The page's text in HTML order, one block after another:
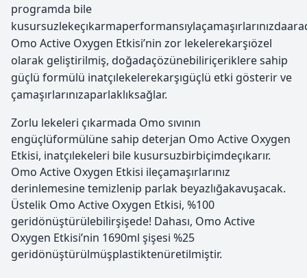
programda bile
Omo Active Oxygen Etkisi’nin zor lekelerekarşıözel
olarak geliştirilmiş, doğadaçözünebiliriçeriklere sahip
güçlü formülü inatçılekelerekarşıgüçlü etki gösterir ve
çamaşırlarınızaparlaklıksağlar.
Zorlu lekeleri çıkarmada Omo sıvının
engüçlüformülüne sahip deterjan Omo Active Oxygen
Etkisi, inatçılekeleri bile kusursuzbirbiçimdeçıkarır.
Omo Active Oxygen Etkisi ileçamaşırlarınız
derinlemesine temizlenip parlak beyazlığakavuşacak.
Üstelik Omo Active Oxygen Etkisi, %100
geridönüştürülebilirşişede! Dahası, Omo Active
Oxygen Etkisi’nin 1690ml şişesi %25
geridönüştürülmüşplastiktenüretilmiştir.